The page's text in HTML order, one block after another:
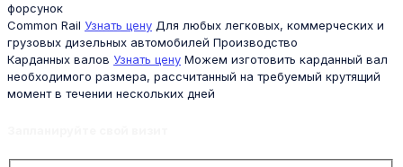
форсунок
Common Rail Узнать цену Для любых легковых, коммерческих и
грузовых дизельных автомобилей Производство
Карданных валов Узнать цену Можем изготовить карданный вал
необходимого размера, рассчитанный на требуемый крутящий
момент в течении нескольких дней